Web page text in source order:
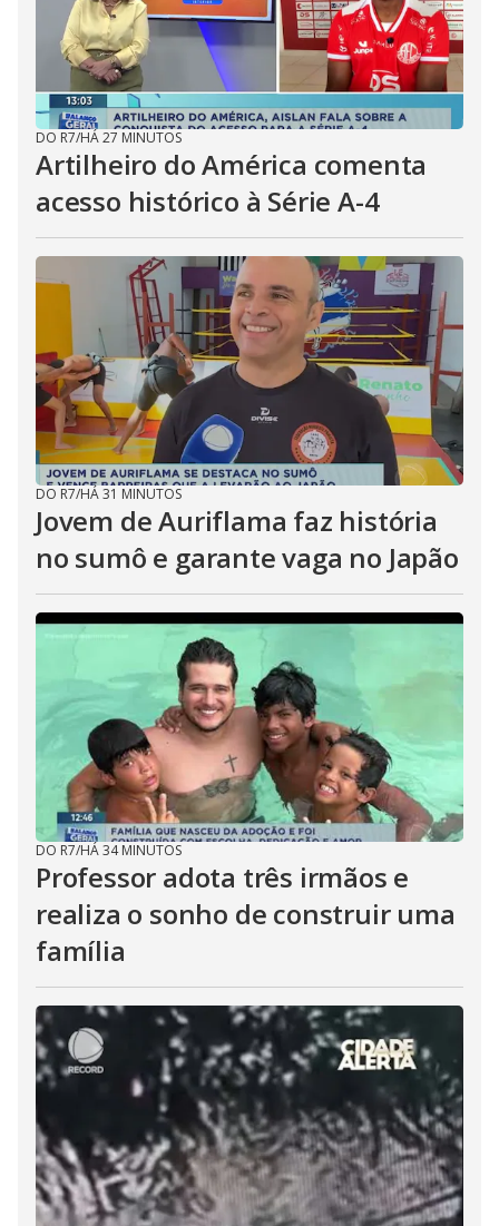
DO R7/HÁ 27 MINUTOS
Artilheiro do América comenta
acesso histórico à Série A-4
DO R7/HÁ 31 MINUTOS
Jovem de Auriflama faz história
no sumô e garante vaga no Japão
DO R7/HÁ 34 MINUTOS
Professor adota três irmãos e
realiza o sonho de construir uma
família